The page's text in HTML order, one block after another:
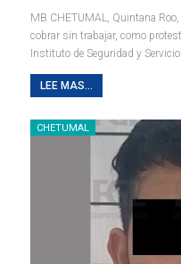
MB CHETUMAL, Quintana
cobrar sin trabajar, como
Instituto de Seguridad y
LEE MAS...
CHETUMAL